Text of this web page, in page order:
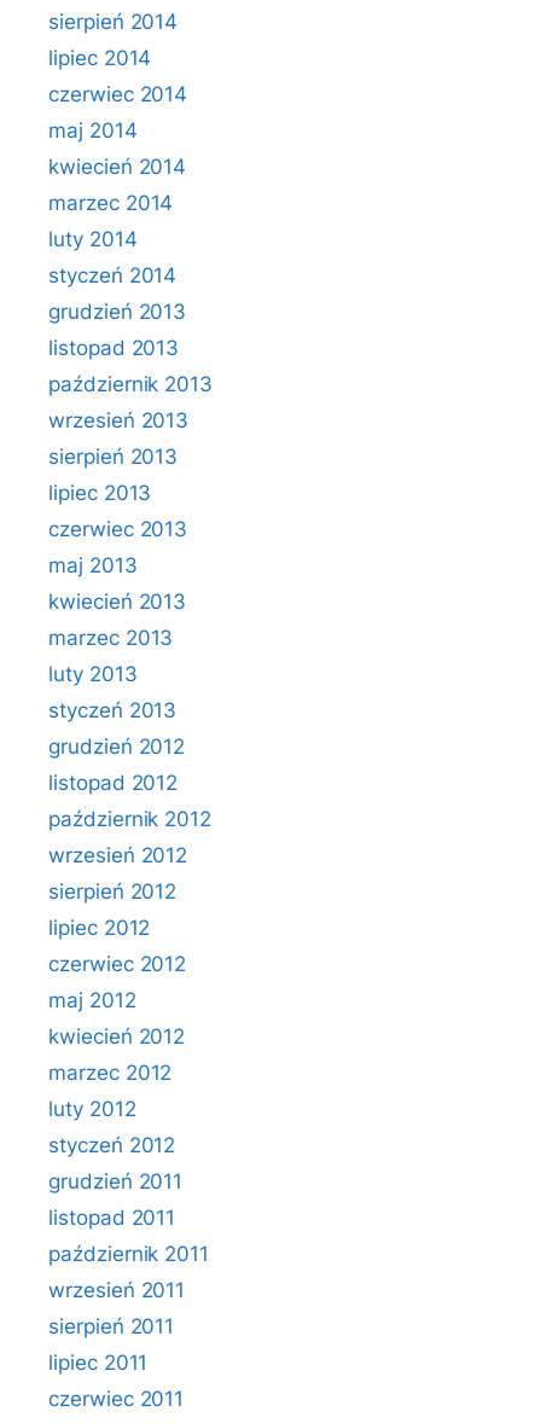
sierpień 2014
lipiec 2014
czerwiec 2014
maj 2014
kwiecień 2014
marzec 2014
luty 2014
styczeń 2014
grudzień 2013
listopad 2013
październik 2013
wrzesień 2013
sierpień 2013
lipiec 2013
czerwiec 2013
maj 2013
kwiecień 2013
marzec 2013
luty 2013
styczeń 2013
grudzień 2012
listopad 2012
październik 2012
wrzesień 2012
sierpień 2012
lipiec 2012
czerwiec 2012
maj 2012
kwiecień 2012
marzec 2012
luty 2012
styczeń 2012
grudzień 2011
listopad 2011
październik 2011
wrzesień 2011
sierpień 2011
lipiec 2011
czerwiec 2011